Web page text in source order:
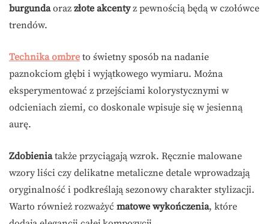
burgundaoraz złote akcentyz pewnością będą w czołówce
trendów.
Technika ombre to świetny sposób na nadanie
paznokciom głębi i wyjątkowego wymiaru. Można
eksperymentować z przejściami kolorystycznymi w
odcieniach ziemi, co doskonale wpisuje się w jesienną
aurę.
Zdobieniatakże przyciągają wzrok. Ręcznie malowane
wzory liści czy delikatne metaliczne detale wprowadzają
oryginalność i podkreślają sezonowy charakter stylizacji.
Warto również rozważyć matowe wykończenia, które